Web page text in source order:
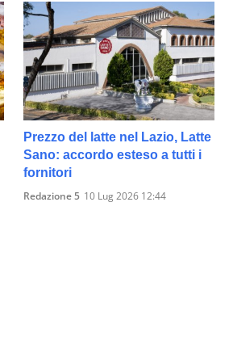
Prezzo del latte nel Lazio, Latte
Sano: accordo esteso a tutti i
fornitori
Redazione 5 10 Lug 2026 12:44